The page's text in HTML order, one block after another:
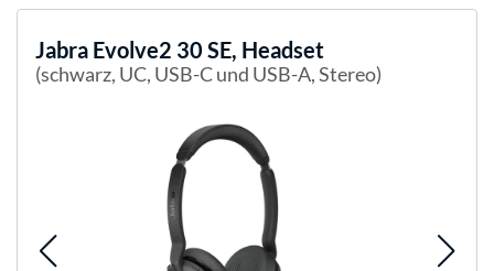
Jabra Evolve2 30 SE, Headset
(schwarz, UC, USB-C und USB-A, Stereo)